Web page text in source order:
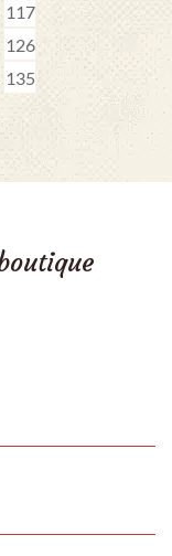
117
126
135